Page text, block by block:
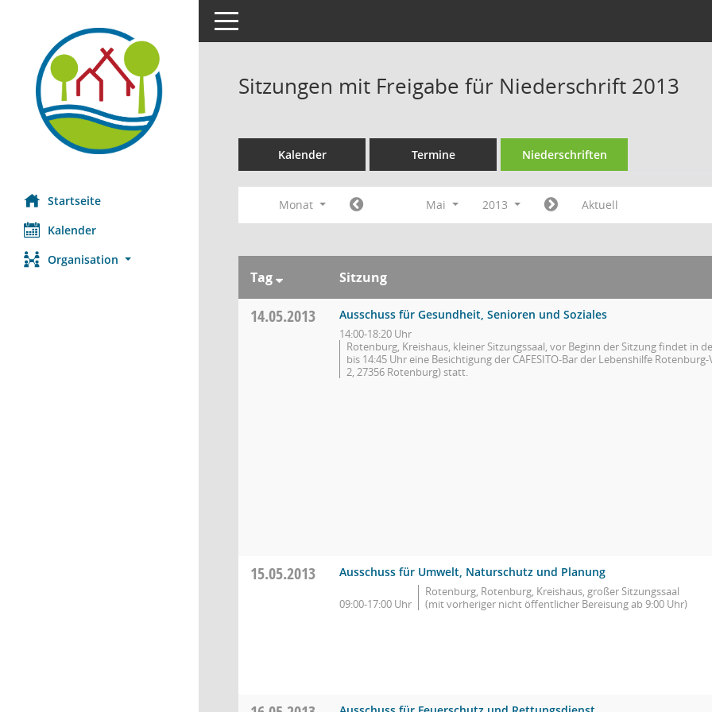
Startseite
Kalender
Organisation
Toggle navigation
Sitzungen mit Freigabe für Niederschrift 2013
Kalender Termine Niederschriften
Monat Mai 2013 Aktuell
Tag Sitzung
14.05.2013 Ausschuss für Gesundheit, Senioren und Soziales
14:00-18:20 Uhr
Rotenburg, Kreishaus, kleiner Sitzungssaal, vor Beginn der Sitzung findet in
bis 14:45 Uhr eine Besichtigung der CAFESITO-Bar der Lebenshilfe
2, 27356 Rotenburg) statt.
15.05.2013 Ausschuss für Umwelt, Naturschutz und Planung
09:00-17:00 Uhr
Rotenburg, Rotenburg, Kreishaus, großer Sitzungssaal
(mit vorheriger nicht öffentlicher Bereisung ab 9:00 Uhr)